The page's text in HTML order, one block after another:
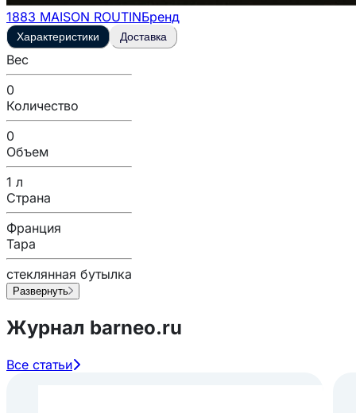
1883 MAISON ROUTINБренд
Характеристики Доставка
Вес
0
Количество
0
Объем
1 л
Страна
Франция
Тара
стеклянная бутылка
Развернуть
Журнал barneo.ru
Все статьи